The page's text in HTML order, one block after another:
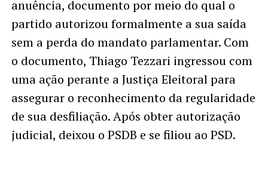
anuência, documento por meio do qual o
partido autorizou formalmente a sua saída
sem a perda do mandato parlamentar. Com
o documento, Thiago Tezzari ingressou com
uma ação perante a Justiça Eleitoral para
assegurar o reconhecimento da regularidade
de sua desfiliação. Após obter autorização
judicial, deixou o PSDB e se filiou ao PSD.